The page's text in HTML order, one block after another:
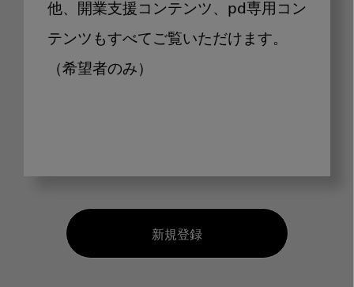
他、開業支援コンテンツ、pd専用コン
テンツもすべてご覧いただけます。
（希望者のみ）
新規登録